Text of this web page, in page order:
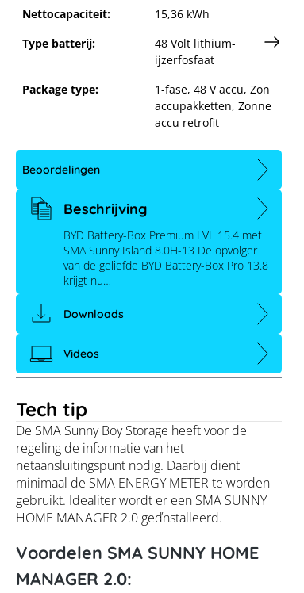
Nettocapaciteit:
15,36 kWh
Type batterij:
48 Volt lithium-
ijzerfosfaat
Package type:
1-fase, 48 V accu, Zon
accupakketten, Zonne
accu retrofit
Tech tip
De SMA Sunny Boy Storage heeft voor de
regeling de informatie van het
netaansluitingspunt nodig. Daarbij dient
minimaal de SMA ENERGY METER te worden
gebruikt. Idealiter wordt er een SMA SUNNY
HOME MANAGER 2.0 geďnstalleerd.
Voordelen SMA SUNNY HOME
MANAGER 2.0:
Beoordelingen
Beschrijving
BYD Battery-Box Premium LVL 15.4 met
SMA Sunny Island 8.0H-13 De opvolger
van de geliefde BYD Battery-Box Pro 13.8
krijgt nu…
Downloads
Videos